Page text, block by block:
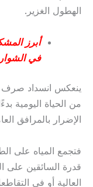
الهطول الغزير.
أبرز
في
ينعكس انسداد صرف
من الحياة اليومية
الإضرار بالمرافق
فتجمع المياه على
قدرة السائقين على
العالية أو في